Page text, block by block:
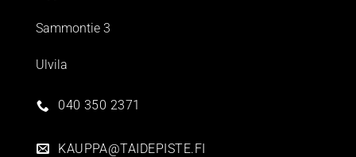
Sammontie 3
Ulvila
040 350 2371
KAUPPA@TAIDEPISTE.FI